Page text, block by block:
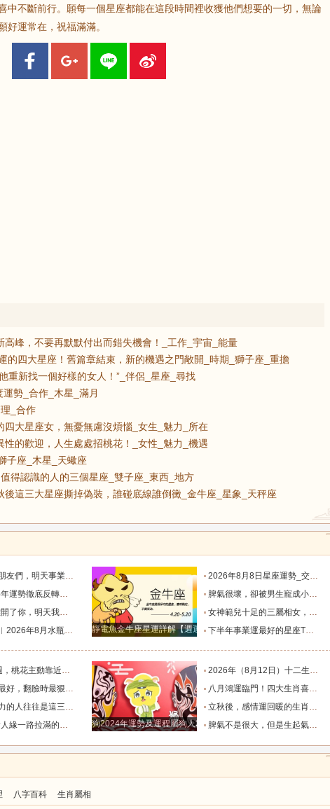
中不斷前行。願每一個星座都能在這段時間裡收獲他們想要的一切，無論
好運常在，祝福滿滿。
峰，不要再默默付出而錯失機會！_工作_宇宙_能量
的四大星座！舊篇章結束，新的機遇之門敞開_時期_獅子座_重擔
重新找一個好樣的女人！”_伴侶_星座_尋找
勢_合作_木星_滿月
_合作
四大星座女，無憂無慮沒煩惱_女生_魅力_所在
的歡迎，人生處處招桃花！_女性_魅力_機遇
子座_木星_天蠍座
得認識的人的三個星座_雙子座_東西_地方
這三大星座撕掉偽裝，誰碰底線誰倒黴_金牛座_星象_天秤座
高峰，不要再默默付出而錯失機會！_工作_宇宙_能量
星座！舊篇章結束，新的機遇之門敞開_時期_獅子座_重擔
他重新找一個好樣的女人！”_伴侶_星座_尋找
水瓶座月度運勢_合作_木星_滿月
靜電魚金牛座星運詳解【週運2024年12月9日-12月15日】
2026年8月8日星座運勢_交易_管理_合作
脾氣很壞，卻被男生寵成小公主的四大星座女，無憂無慮沒煩惱_女生_魅力_所在
女神範兒十足的三屬相女，很受異性的歡迎，人生處處招桃花！_女性_魅力_機遇
下半年事業運最好的星座TOP4_獅子座_木星_天蠍座
到值得認識的人的三個星座_雙子座_東西_地方
三大星座撕掉偽裝，誰碰底線誰倒黴_金牛座_星象_天秤座
，既能獨立完成也懂得借助團隊_水瓶_協作_一個人
處處有人幫扶，全年順風順水少坎坷_合作_人脈_事業
狗2024年運勢及運程屬狗人2024運勢好嗎
2026年（8月12日）十二生肖最棒運勢播報_龍的_財富_方面
八月鴻運臨門！四大生肖喜事紮堆來襲，下半年一路順風順水到底_避雷_要點_合作
立秋後，感情運回暖的生肖TOP3_單身_放平_申金
脾氣不是很大，但是生起氣來很難哄的五大星座女_女性_情緒_給予
八字百科 生肖屬相